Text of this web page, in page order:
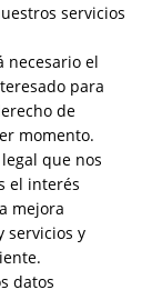
servicios
necesario el
para
de
momento.
que nos
el interés
mejora
servicios y
datos